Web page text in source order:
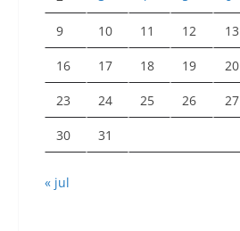
9 10 11 12 13
16 17 18 19 20
23 24 25 26 27
30 31
« jul